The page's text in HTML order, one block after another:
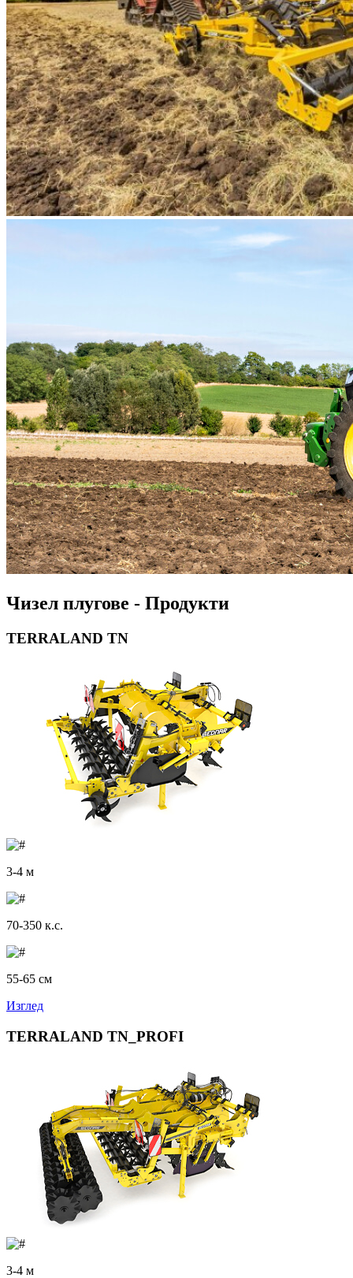
Чизел плугове - Продукти
TERRALAND TN
3-4 м
70-350 к.с.
55-65 см
Изглед
TERRALAND TN_PROFI
3-4 м